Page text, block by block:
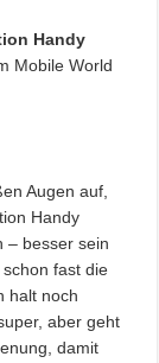
Handy
Mobile World
Augen auf,
Handy
– besser sein
fast die
halt noch
aber geht
damit